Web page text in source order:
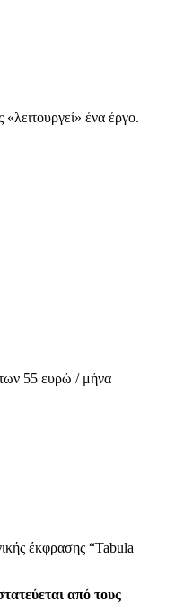
ένα έργο.
των 55 ευρώ / μήνα
έκφρασης “Tabula
από τους